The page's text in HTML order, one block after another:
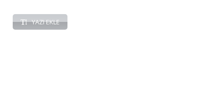
YAZI EKLE